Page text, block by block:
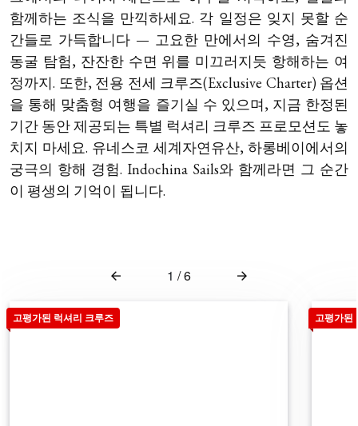
함께하는 조식을 만끽하세요. 각 일정은 잊지 못할 순
간들로 가득합니다 — 고요한 만에서의 수영, 숨겨진
동굴 탐험, 잔잔한 수면 위를 미끄러지듯 항해하는 여
정까지. 또한, 전용 전세 크루즈(Exclusive Charter) 옵션
을 통해 맞춤형 여행을 즐기실 수 있으며, 지금 한정된
기간 동안 제공되는 특별 럭셔리 크루즈 프로모션도 놓
치지 마세요. 유네스코 세계자연유산, 하롱베이에서의
궁극의 항해 경험. Indochina Sails와 함께라면 그 순간
이 평생의 기억이 됩니다.
1 /6
고평가된 럭셔리 크루즈 고평가된